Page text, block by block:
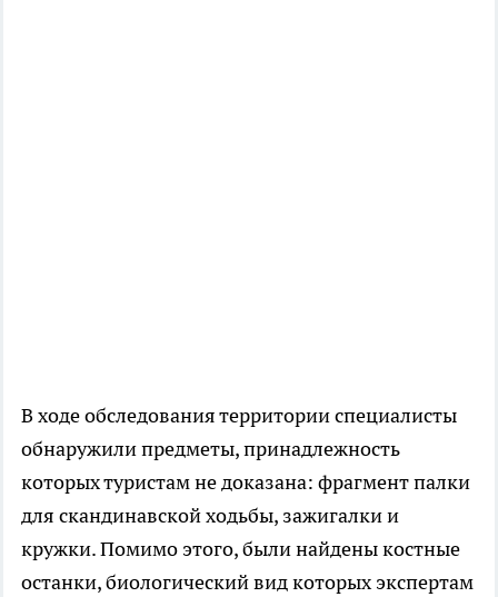
В ходе обследования территории специалисты
обнаружили предметы, принадлежность
которых туристам не доказана: фрагмент палки
для скандинавской ходьбы, зажигалки и
кружки. Помимо этого, были найдены костные
останки, биологический вид которых экспертам